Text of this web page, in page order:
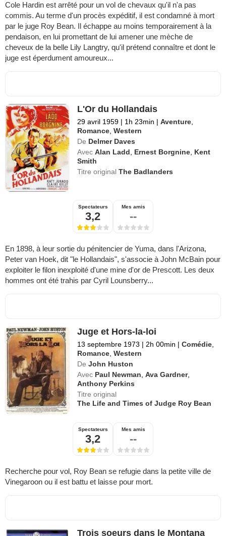
Cole Hardin est arrêté pour un vol de chevaux qu'il n'a pas
commis. Au terme d'un procès expéditif, il est condamné à mort
par le juge Roy Bean. Il échappe au moins temporairement à la
pendaison, en lui promettant de lui amener une mèche de
cheveux de la belle Lily Langtry, qu'il prétend connaître et dont le
juge est éperdument amoureux...
L'Or du Hollandais
29 avril 1959 | 1h 23min | Aventure,
Romance,Western
De Delmer Daves
Avec Alan Ladd, Ernest Borgnine, Kent
Smith
Titre originalThe Badlanders
Spectateurs
3,2
Mes amis
--
En 1898, à leur sortie du pénitencier de Yuma, dans l'Arizona,
Peter van Hoek, dit "le Hollandais", s'associe à John McBain pour
exploiter le filon inexploité d'une mine d'or de Prescott. Les deux
hommes ont été trahis par Cyril Lounsberry...
Juge et Hors-la-loi
13 septembre 1973 | 2h 00min | Comédie,
Romance,Western
De John Huston
Avec Paul Newman,Ava Gardner,
Anthony Perkins
Titre original
The Life and Times of Judge Roy Bean
Spectateurs
3,2
Mes amis
--
Recherche pour vol, Roy Bean se refugie dans la petite ville de
Vinegaroon ou il est battu et laisse pour mort.
Trois soeurs dans le Montana